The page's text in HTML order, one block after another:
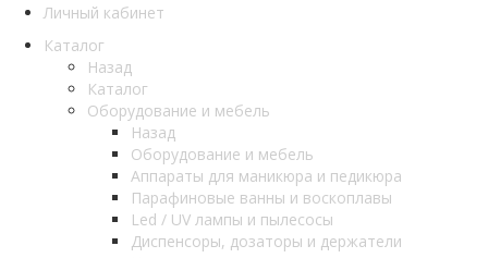
Личный кабинет
Каталог
Назад
Каталог
Оборудование и мебель
Назад
Оборудование и мебель
Аппараты для маникюра и педикюра
Парафиновые ванны и воскоплавы
Led / UV лампы и пылесосы
Диспенсоры, дозаторы и держатели